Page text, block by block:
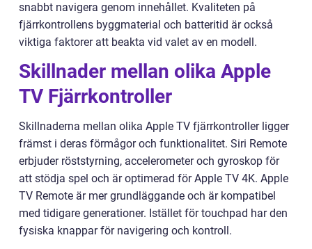
snabbt navigera genom innehållet. Kvaliteten på
fjärrkontrollens byggmaterial och batteritid är också
viktiga faktorer att beakta vid valet av en modell.
Skillnader mellan olika Apple
TV Fjärrkontroller
Skillnaderna mellan olika Apple TV fjärrkontroller ligger
främst i deras förmågor och funktionalitet. Siri Remote
erbjuder röststyrning, accelerometer och gyroskop för
att stödja spel och är optimerad för Apple TV 4K. Apple
TV Remote är mer grundläggande och är kompatibel
med tidigare generationer. Istället för touchpad har den
fysiska knappar för navigering och kontroll.